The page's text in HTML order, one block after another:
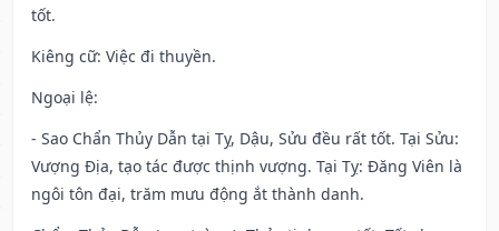
tốt.
Kiêng cữ: Việc đi thuyền.
Ngoại lệ:
- Sao Chẩn Thủy Dẫn tại Tỵ, Dậu, Sửu đều rất tốt. Tại Sửu:
Vượng Địa, tạo tác được thịnh vượng. Tại Tỵ: Đăng Viên là
ngôi tôn đại, trăm mưu động ắt thành danh.